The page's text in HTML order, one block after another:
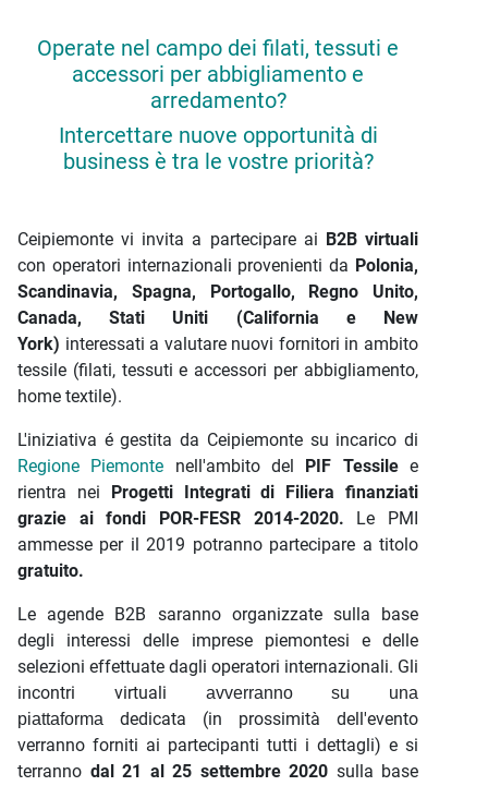
Operate nel campo dei filati, tessuti e
accessori per abbigliamento e
arredamento?
Intercettare nuove opportunità di
business è tra le vostre priorità?
Ceipiemonte vi invita a partecipare ai B2B virtuali
con operatori internazionali provenienti da Polonia,
Scandinavia, Spagna, Portogallo, Regno Unito,
Canada,
Stati Uniti (California e New
York) interessati a valutare nuovi fornitori in ambito
tessile (filati, tessuti e accessori per abbigliamento,
home textile).
L'iniziativa é gestita da Ceipiemonte su incarico di
Regione Piemonte nell'ambito del PIF Tessilee
rientra nei
Progetti Integrati di Filiera finanziati
grazie ai fondi POR-FESR 2014-2020. Le PMI
ammesse per il 2019 potranno partecipare a titolo
gratuito.
Le agende B2B saranno organizzate sulla base
degli interessi delle imprese piemontesi e delle
selezioni effettuate dagli operatori internazionali. Gli
incontri virtuali avverranno su una
piattaforma dedicata (in prossimità dell'evento
verranno forniti ai partecipanti tutti i dettagli) e si
terranno dal 21 al 25 settembre 2020 sulla base